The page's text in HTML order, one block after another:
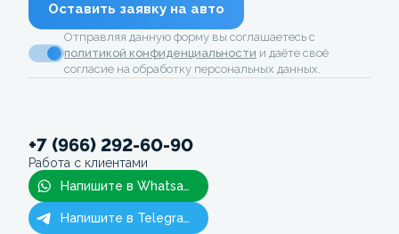
Оставить заявку на авто
Отправляя данную форму вы соглашаетесь с
политикой конфиденциальности и даёте своё
согласие на обработку персональных данных.
+7 (966) 292-60-90
Работа с клиентами
Напишите в Whatsapp
Напишите в Telegram